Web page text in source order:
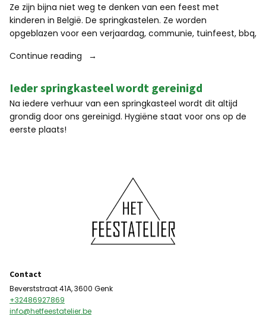
Ze zijn bijna niet weg te denken van een feest met
kinderen in België. De springkastelen. Ze worden
opgeblazen voor een verjaardag, communie, tuinfeest, bbq,
Continue reading
“5
waarom
een
springkasteel
niet
Ieder springkasteel wordt gereinigd
Na iedere verhuur van een springkasteel wordt dit altijd
grondig door ons gereinigd. Hygiëne staat voor ons op de
eerste plaats!
Contact
Beverststraat 41A, 3600 Genk
+32486927869
info@hetfeestatelier.be